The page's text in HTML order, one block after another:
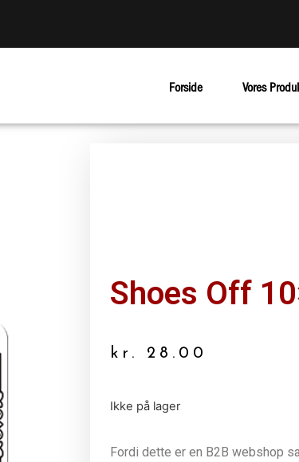
Forside Vores
Shoes Off
kr. 28.00
Ikke på lager
Fordi dette er en B2B webshop